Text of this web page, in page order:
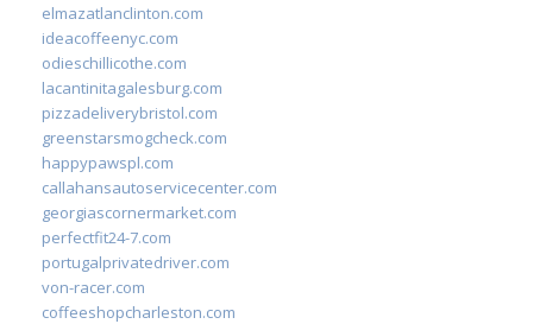
elmazatlanclinton.com
ideacoffeenyc.com
odieschillicothe.com
lacantinitagalesburg.com
pizzadeliverybristol.com
greenstarsmogcheck.com
happypawspl.com
callahansautoservicecenter.com
georgiascornermarket.com
perfectfit24-7.com
portugalprivatedriver.com
von-racer.com
coffeeshopcharleston.com